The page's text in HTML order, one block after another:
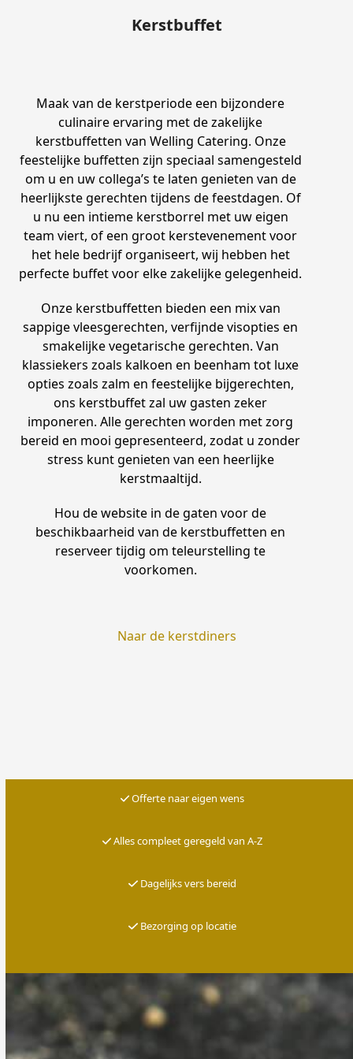
Kerstbuffet
Maak van de kerstperiode een bijzondere
culinaire ervaring met de zakelijke
kerstbuffetten van Welling Catering. Onze
feestelijke buffetten zijn speciaal samengesteld
om u en uw collega’s te laten genieten van de
heerlijkste gerechten tijdens de feestdagen. Of
u nu een intieme kerstborrel met uw eigen
team viert, of een groot kerstevenement voor
het hele bedrijf organiseert, wij hebben het
perfecte buffet voor elke zakelijke gelegenheid.
Onze kerstbuffetten bieden een mix van
sappige vleesgerechten, verfijnde visopties en
smakelijke vegetarische gerechten. Van
klassiekers zoals kalkoen en beenham tot luxe
opties zoals zalm en feestelijke bijgerechten,
ons kerstbuffet zal uw gasten zeker
imponeren. Alle gerechten worden met zorg
bereid en mooi gepresenteerd, zodat u zonder
stress kunt genieten van een heerlijke
kerstmaaltijd.
Hou de website in de gaten voor de
beschikbaarheid van de kerstbuffetten en
reserveer tijdig om teleurstelling te
voorkomen.
Naar de kerstdiners
Offerte naar eigen wens
Alles compleet geregeld van A-Z
Dagelijks vers bereid
Bezorging op locatie